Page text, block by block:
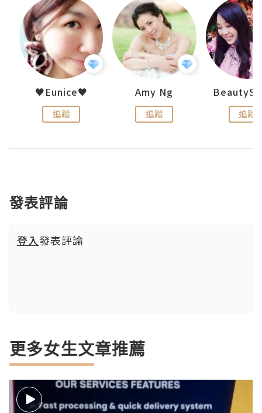
♥Eunice♥
追蹤
Amy Ng
追蹤 追蹤
發表評論
登入發表評論
更多女生文章推薦